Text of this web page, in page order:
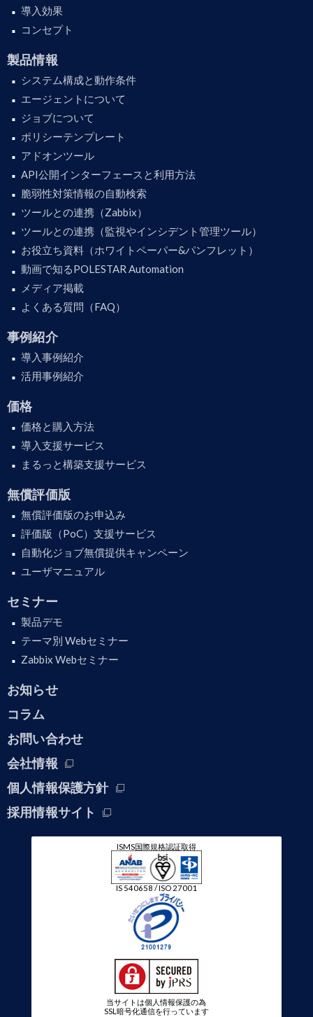
導入効果
コンセプト
製品情報
システム構成と動作条件
エージェントについて
ジョブについて
ポリシーテンプレート
アドオンツール
API公開インターフェースと利用方法
脆弱性対策情報の自動検索
ツールとの連携（Zabbix）
ツールとの連携（監視やインシデント管理ツール）
お役立ち資料（ホワイトペーパー&パンフレット）
動画で知るPOLESTAR Automation
メディア掲載
よくある質問（FAQ）
事例紹介
導入事例紹介
活用事例紹介
価格
価格と購入方法
導入支援サービス
まるっと構築支援サービス
無償評価版
無償評価版のお申込み
評価版（PoC）支援サービス
自動化ジョブ無償提供キャンペーン
ユーザマニュアル
セミナー
製品デモ
テーマ別 Webセミナー
Zabbix Webセミナー
お知らせ
コラム
お問い合わせ
会社情報
個人情報保護方針
採用情報サイト
ISMS国際規格認証取得
IS 540658 / ISO 27001
当サイトは個人情報保護の為
SSL暗号化通信を行っています